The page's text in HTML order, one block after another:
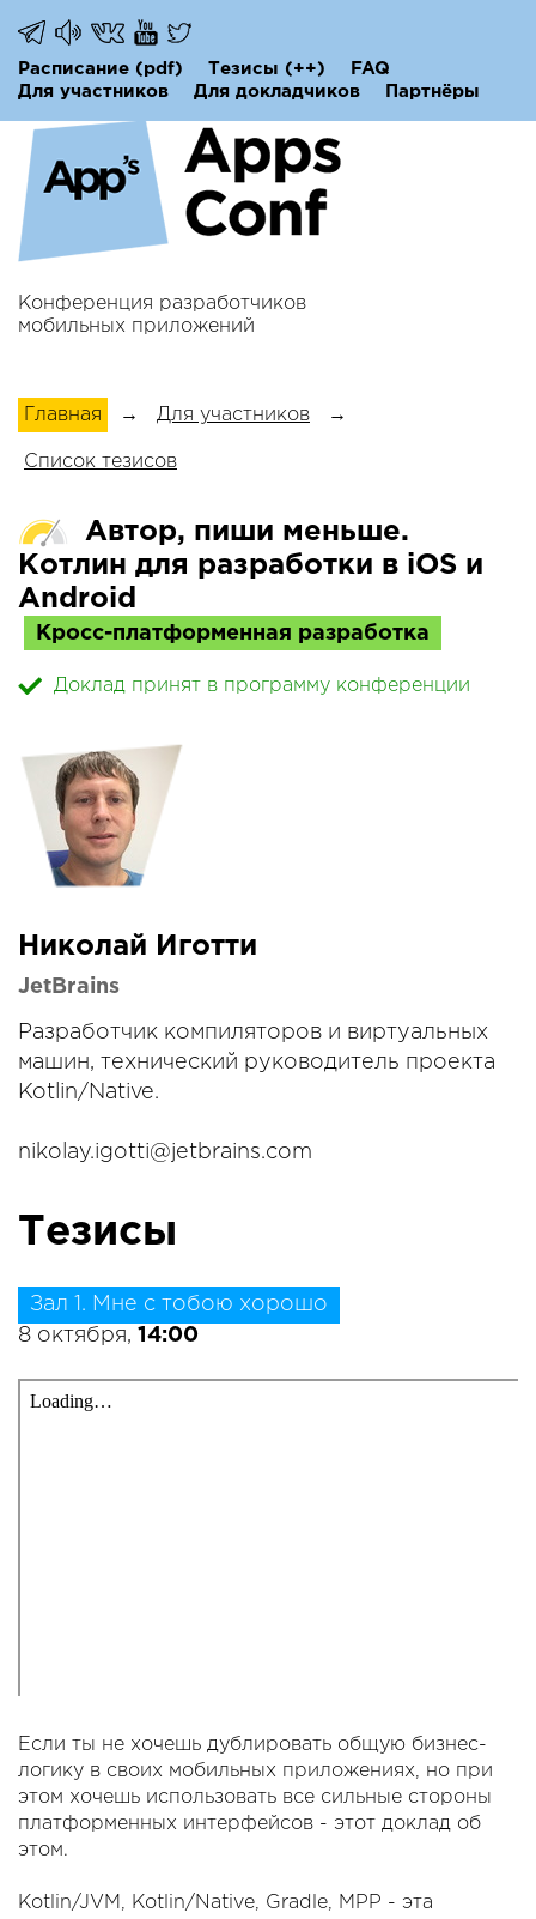
Расписание (pdf) Тезисы (++)
FAQ
Для участников
Для докладчиков Партнёры
Конференция разработчиков
мобильных приложений
Главная → Для участников →
Список тезисов
Автор, пиши меньше.
Котлин для разработки в iOS и
Android
Кросс-платформенная разработка
Доклад принят в программу конференции
Николай Иготти
JetBrains
Разработчик компиляторов и виртуальных
машин, технический руководитель проекта
Kotlin/Native.
nikolay.igotti@jetbrains.com
Тезисы
Зал 1. Мне с тобою хорошо
8 октября, 14:00
Если ты не хочешь дублировать общую бизнес-
логику в своих мобильных приложениях, но при
этом хочешь использовать все сильные стороны
платформенных интерфейсов - этот доклад об
этом.
Kotlin/JVM, Kotlin/Native, Gradle, MPP - эта